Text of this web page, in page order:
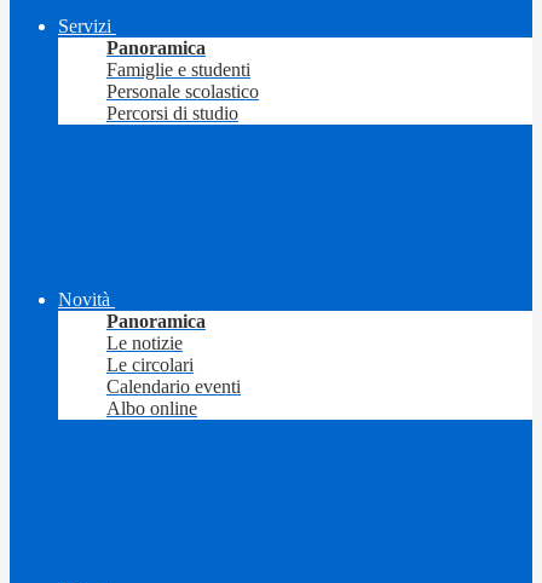
Servizi
Panoramica
Famiglie e studenti
Personale scolastico
Percorsi di studio
Novità
Panoramica
Le notizie
Le circolari
Calendario eventi
Albo online